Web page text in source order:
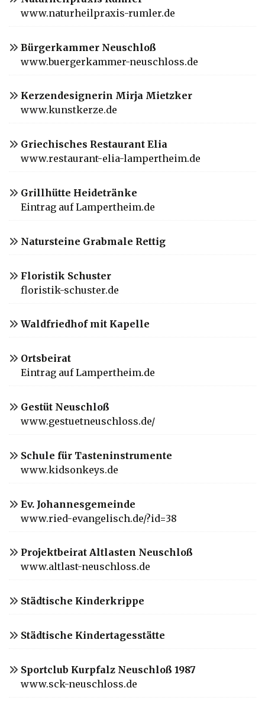
www.naturheilpraxis-rumler.de
Bürgerkammer Neuschloß
www.buergerkammer-neuschloss.de
Kerzendesignerin Mirja Mietzker
www.kunstkerze.de
Griechisches Restaurant Elia
www.restaurant-elia-lampertheim.de
Grillhütte Heidetränke
Eintrag auf Lampertheim.de
Natursteine Grabmale Rettig
Floristik Schuster
floristik-schuster.de
Waldfriedhof mit Kapelle
Ortsbeirat
Eintrag auf Lampertheim.de
Gestüt Neuschloß
www.gestuetneuschloss.de/
Schule für Tasteninstrumente
www.kidsonkeys.de
Ev. Johannesgemeinde
www.ried-evangelisch.de/?id=38
Projektbeirat Altlasten Neuschloß
www.altlast-neuschloss.de
Städtische Kinderkrippe
Städtische Kindertagesstätte
Sportclub Kurpfalz Neuschloß 1987
www.sck-neuschloss.de